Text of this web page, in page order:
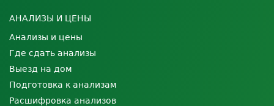
АНАЛИЗЫ И ЦЕНЫ
Анализы и цены
Где сдать анализы
Выезд на дом
Подготовка к анализам
Расшифровка анализов